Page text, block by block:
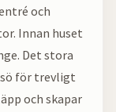
och
Innan huset
Det stora
för trevligt
och skapar